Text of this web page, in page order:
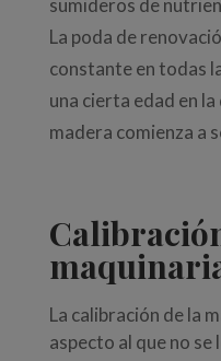
sumideros de
La poda de
constante en todas
una cierta edad en
madera comienza a
La calibración de la
aspecto al que no